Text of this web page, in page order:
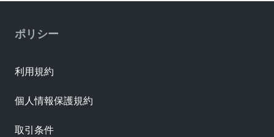
ポリシー
利用規約
個人情報保護規約
取引条件